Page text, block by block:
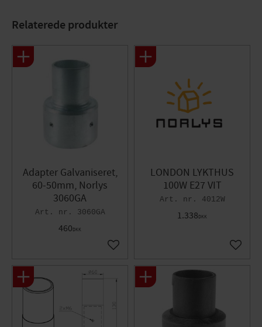
Relaterede produkter
Adapter Galvaniseret,
60-50mm, Norlys
3060GA
3060GA
460DKK
Gem som favorit
LONDON LYKTHUS
100W E27 VIT
4012W
1.338DKK
Gem